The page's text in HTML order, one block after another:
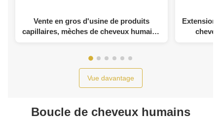
Vente en gros d'usine de produits
capillaires, mèches de cheveux humains
Extension
Vue davantage
Boucle de cheveux humains